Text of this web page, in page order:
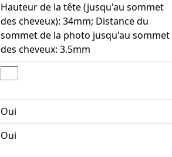
Hauteur de la tête (jusqu'au sommet
des cheveux): 34mm; Distance du
sommet de la photo jusqu'au sommet
des cheveux: 3.5mm
Oui
Oui